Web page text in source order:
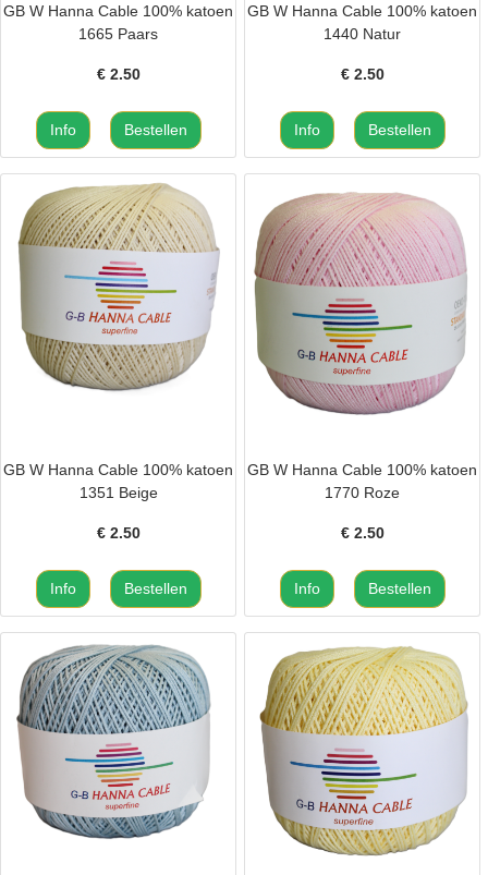
GB W Hanna Cable 100% katoen
1665 Paars
€ 2.50
GB W Hanna Cable 100% katoen
1440 Natur
€ 2.50
GB W Hanna Cable 100% katoen
1351 Beige
€ 2.50
GB W Hanna Cable 100% katoen
1770 Roze
€ 2.50